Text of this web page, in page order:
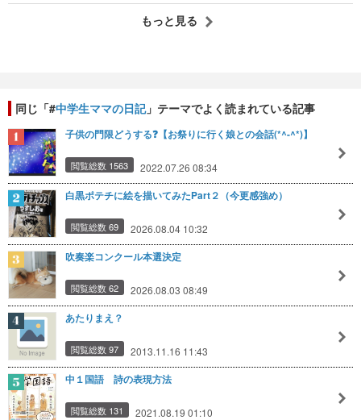
もっと見る
同じ「#中学生ママの日記」テーマでよく読まれている記事
子供の門限どうする❓【お祭りに行く娘との会話(*^-^*)】
閲覧総数 1563 2022.07.26 08:34
白黒ポテチに絵を描いてみたPart２（今更感強め）
閲覧総数 69 2026.08.04 10:32
吹奏楽コンクール本選決定
閲覧総数 62 2026.08.03 08:49
あたりまえ？
閲覧総数 97 2013.11.16 11:43
中１国語 詩の表現方法
閲覧総数 131 2021.08.19 01:10